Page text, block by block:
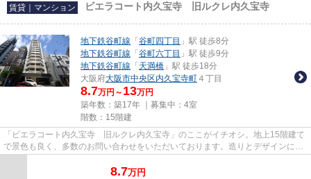
賃貸｜マンション ビエラコート内久宝寺 旧ルクレ内久宝寺
地下鉄谷町線 「 谷町四丁目 」駅 徒歩8分
地下鉄谷町線 「 谷町六丁目 」駅 徒歩9分
地下鉄谷町線 「 天満橋 」駅 徒歩18分
大阪府大阪市中央区内久宝寺町 ４丁目
8.7万円～ 13万円
築年数：築17年 ｜募集中： 4室
階数：15階建
「ビエラコート内久宝寺 旧ルクレ内久宝寺」のここがイチオシ。地上15階建て
で景色も良く、多数のお問い合わせをいただいております。造りとデザインに関
8.7万円